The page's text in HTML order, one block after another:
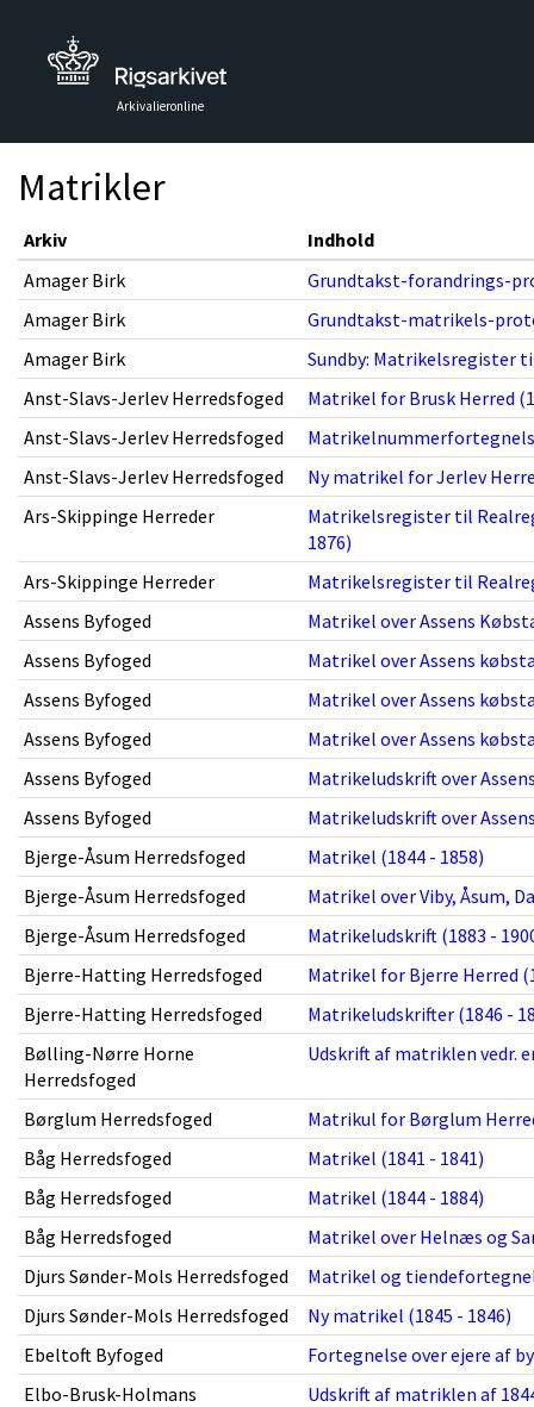
Arkivalieronline
Matrikler
Arkiv
Indhold
Amager Birk
Grundtakst-forandrings-
Amager Birk
Grundtakst-matrikels-
Amager Birk
Sundby: Matrikelsregister
Anst-Slavs-Jerlev Herredsfoged
Matrikel for Brusk Herred
Anst-Slavs-Jerlev Herredsfoged
Anst-Slavs-Jerlev Herredsfoged
Ny matrikel for Jerlev
Ars-Skippinge Herreder
Matrikelsregister til
1876)
Ars-Skippinge Herreder
Matrikelsregister til
Assens Byfoged
Matrikel over Assens
Assens Byfoged
Matrikel over Assens
Assens Byfoged
Matrikel over Assens
Assens Byfoged
Matrikel over Assens
Assens Byfoged
Matrikeludskrift over
Assens Byfoged
Matrikeludskrift over
Bjerge-Åsum Herredsfoged
Matrikel (1844 - 1858)
Bjerge-Åsum Herredsfoged
Matrikel over Viby, Åsum,
Bjerge-Åsum Herredsfoged
Matrikeludskrift (1883 -
Bjerre-Hatting Herredsfoged
Matrikel for Bjerre Herred
Bjerre-Hatting Herredsfoged
Matrikeludskrifter (1846 -
Bølling-Nørre Horne
Herredsfoged
Udskrift af matriklen vedr.
Børglum Herredsfoged
Matrikul for Børglum
Båg Herredsfoged
Matrikel (1841 - 1841)
Båg Herredsfoged
Matrikel (1844 - 1884)
Båg Herredsfoged
Matrikel over Helnæs og
Djurs Sønder-Mols Herredsfoged
Matrikel og
Djurs Sønder-Mols Herredsfoged
Ny matrikel (1845 - 1846)
Ebeltoft Byfoged
Fortegnelse over ejere af
Elbo-Brusk-Holmans
Udskrift af matriklen af